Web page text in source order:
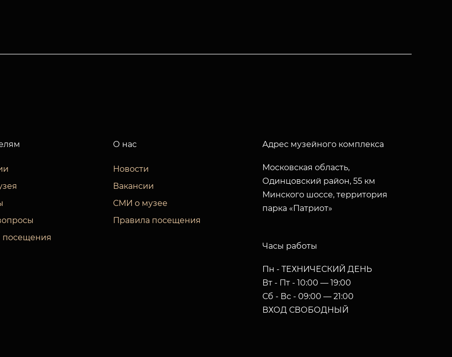
посещения
О нас
Новости
Вакансии
СМИ о музее
Правила посещения
Адрес музейного комплекса
Московская область,
Одинцовский район, 55 км
Минского шоссе, территория
парка «Патриот»
Часы работы
Пн - ТЕХНИЧЕСКИЙ ДЕНЬ
Вт - Пт - 10:00 — 19:00
Сб - Вс - 09:00 — 21:00
ВХОД СВОБОДНЫЙ